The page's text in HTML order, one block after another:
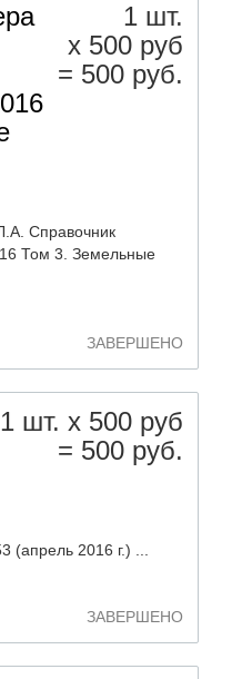
1 шт.
х 500 руб
= 500 руб.
Справочник
Том 3. Земельные
ЗАВЕРШЕНО
1 шт. х 500 руб
= 500 руб.
2016 г.) ...
ЗАВЕРШЕНО